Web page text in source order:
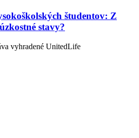
študentov: Z
stavy?
vyhradené UnitedLife